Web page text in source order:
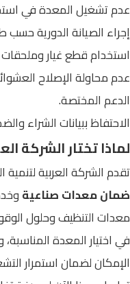
عدم تشغيل المعدة في
إجراء الصيانة الدورية
استخدام قطع غيار
عدم محاولة الإصلاح
الدعم المختصة.
الاحتفاظ ببيانات الشراء
لماذا تختار الشركة
تقدم الشركة العربية
ضمان معدات صناعية
معدات التنظيف وحلول
في اختيار المعدة
الإمكان لضمان استمرار